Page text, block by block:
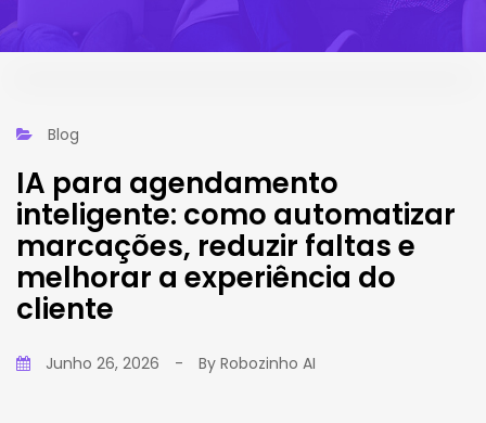
Blog
IA para agendamento
inteligente: como automatizar
marcações, reduzir faltas e
melhorar a experiência do
cliente
Junho 26, 2026 - By Robozinho AI